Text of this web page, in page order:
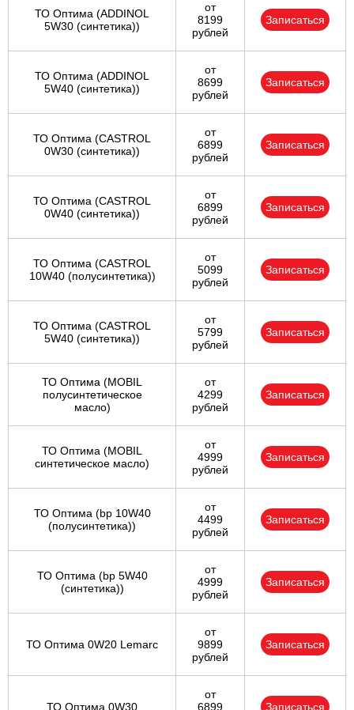
ТО Оптима (ADDINOL
5W30 (синтетика))
от
8199
рублей
Записаться
ТО Оптима (ADDINOL
5W40 (синтетика))
от
8699
рублей
Записаться
ТО Оптима (CASTROL
0W30 (синтетика))
от
6899
рублей
Записаться
ТО Оптима (CASTROL
0W40 (синтетика))
от
6899
рублей
Записаться
ТО Оптима (CASTROL
10W40 (полусинтетика))
от
5099
рублей
Записаться
ТО Оптима (CASTROL
5W40 (синтетика))
от
5799
рублей
Записаться
ТО Оптима (MOBIL
полусинтетическое
масло)
от
4299
рублей
Записаться
ТО Оптима (MOBIL
синтетическое масло)
от
4999
рублей
Записаться
ТО Оптима (bp 10W40
(полусинтетика))
от
4499
рублей
Записаться
ТО Оптима (bp 5W40
(синтетика))
от
4999
рублей
Записаться
ТО Оптима 0W20 Lemarc
от
9899
рублей
Записаться
ТО Оптима 0W30
от
6899
Записаться